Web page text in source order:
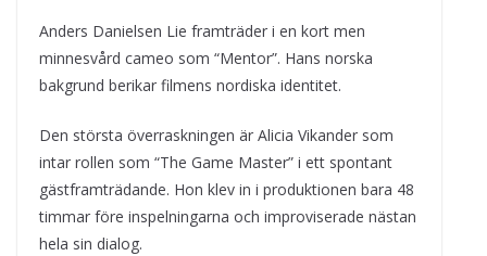
Anders Danielsen Lie framträder i en kort men
minnesvård cameo som “Mentor”. Hans norska
bakgrund berikar filmens nordiska identitet.
Den största överraskningen är Alicia Vikander som
intar rollen som “The Game Master” i ett spontant
gästframträdande. Hon klev in i produktionen bara 48
timmar före inspelningarna och improviserade nästan
hela sin dialog.